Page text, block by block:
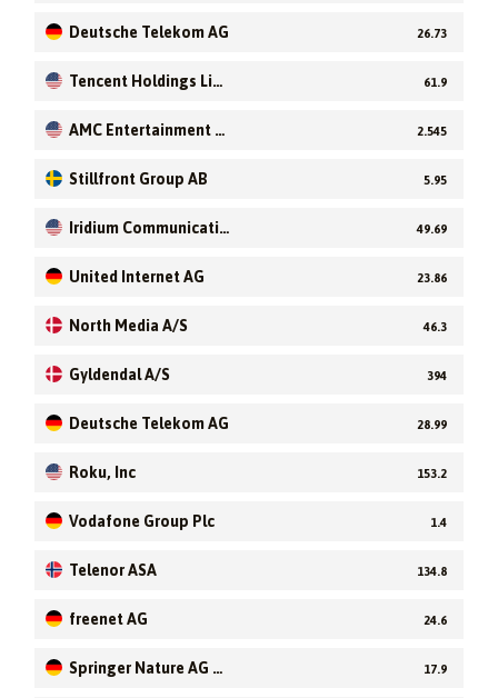
Deutsche Telekom AG 26.73
Tencent Holdings Limi
61.9
AMC Entertainment H
2.545
Stillfront Group AB 5.95
Iridium Communicatio
49.69
United Internet AG 23.86
North Media A/S 46.3
Gyldendal A/S 394
Deutsche Telekom AG 28.99
Roku, Inc 153.2
Vodafone Group Plc 1.4
Telenor ASA 134.8
freenet AG 24.6
Springer Nature AG &
17.9